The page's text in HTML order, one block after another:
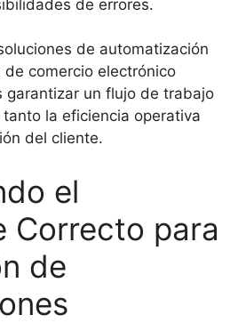
de errores.
de automatización
comercio electrónico
garantizar un flujo de trabajo
la eficiencia operativa
del cliente.
el
Correcto para
de